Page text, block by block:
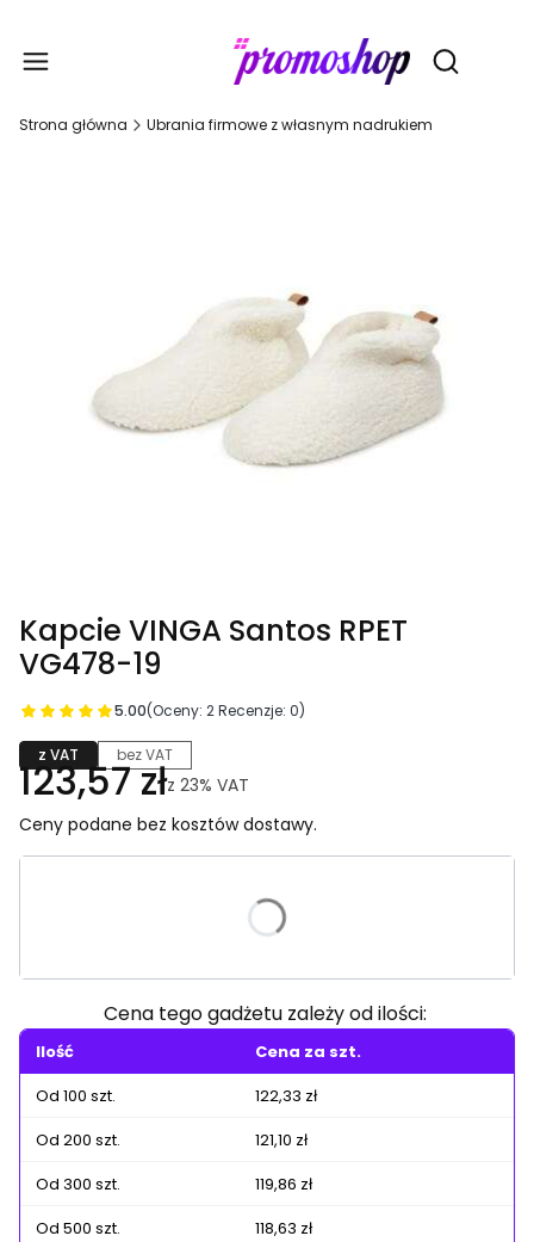
Otwórz
Strona główna Ubrania firmowe z własnym nadrukiem
Kapcie VINGA Santos RPET
VG478-19
5.00(Oceny: 2 Recenzje: 0)
z VAT bez VAT
123,57 złz 23% VAT
Ceny podane bez kosztów dostawy.
Poszczególne warianty mogą różnić się ceną
Cena tego gadżetu zależy od ilości:
Ilość
Cena za szt.
Od 100 szt.
122,33 zł
Od 200 szt.
121,10 zł
Od 300 szt.
119,86 zł
Od 500 szt.
118,63 zł